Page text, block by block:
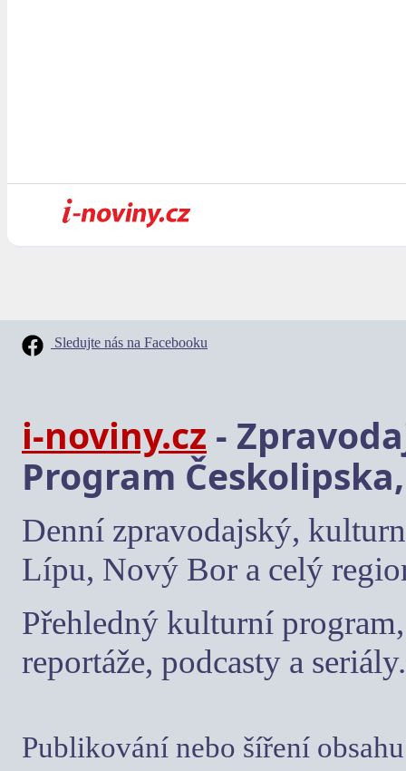
Sledujte nás na Facebooku
i-noviny.cz -
Program
Denní zpravodajský,
Lípu, Nový Bor a celý
Přehledný kulturní
reportáže, podcasty a seriály.
Publikování nebo šíření